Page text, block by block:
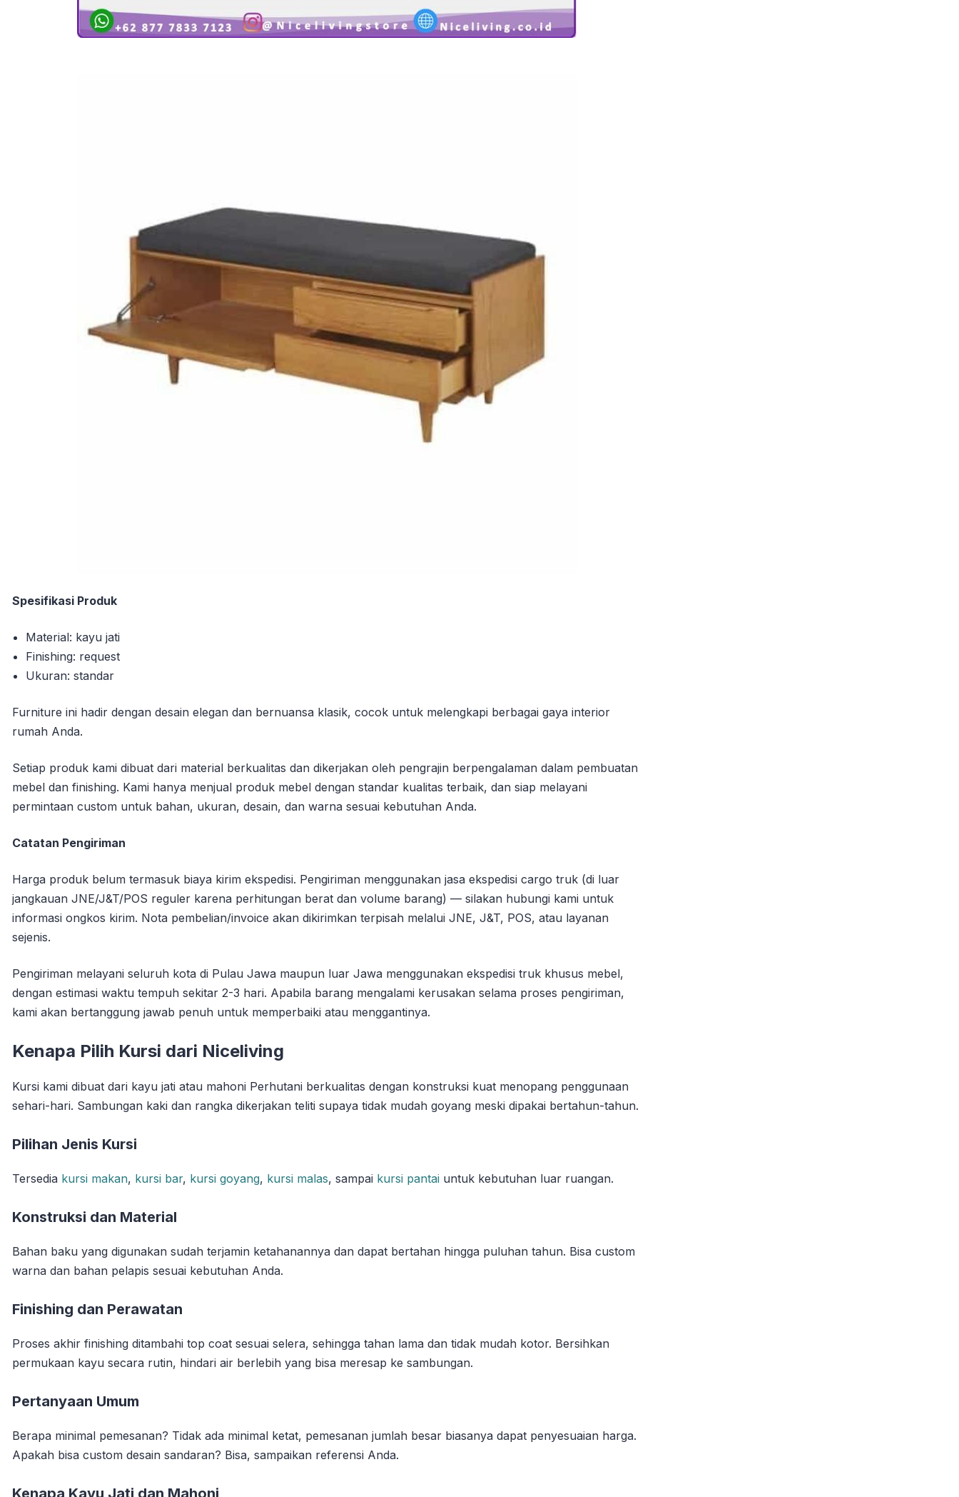
Spesifikasi Produk
Material: kayu jati
Finishing: request
Ukuran: standar
Furniture ini hadir dengan desain elegan dan bernuansa klasik, cocok untuk melengkapi berbagai gaya interior
rumah Anda.
Setiap produk kami dibuat dari material berkualitas dan dikerjakan oleh pengrajin berpengalaman dalam pembuatan
mebel dan finishing. Kami hanya menjual produk mebel dengan standar kualitas terbaik, dan siap melayani
permintaan custom untuk bahan, ukuran, desain, dan warna sesuai kebutuhan Anda.
Catatan Pengiriman
Harga produk belum termasuk biaya kirim ekspedisi. Pengiriman menggunakan jasa ekspedisi cargo truk (di luar
jangkauan JNE/J&T/POS reguler karena perhitungan berat dan volume barang) — silakan hubungi kami untuk
informasi ongkos kirim. Nota pembelian/invoice akan dikirimkan terpisah melalui JNE, J&T, POS, atau layanan
sejenis.
Pengiriman melayani seluruh kota di Pulau Jawa maupun luar Jawa menggunakan ekspedisi truk khusus mebel,
dengan estimasi waktu tempuh sekitar 2-3 hari. Apabila barang mengalami kerusakan selama proses pengiriman,
kami akan bertanggung jawab penuh untuk memperbaiki atau menggantinya.
Kenapa Pilih Kursi dari Niceliving
Kursi kami dibuat dari kayu jati atau mahoni Perhutani berkualitas dengan konstruksi kuat menopang penggunaan
sehari-hari. Sambungan kaki dan rangka dikerjakan teliti supaya tidak mudah goyang meski dipakai bertahun-tahun.
Pilihan Jenis Kursi
Tersedia kursi makan, kursi bar, kursi goyang, kursi malas, sampai kursi pantai untuk kebutuhan luar ruangan.
Konstruksi dan Material
Bahan baku yang digunakan sudah terjamin ketahanannya dan dapat bertahan hingga puluhan tahun. Bisa custom
warna dan bahan pelapis sesuai kebutuhan Anda.
Finishing dan Perawatan
Proses akhir finishing ditambahi top coat sesuai selera, sehingga tahan lama dan tidak mudah kotor. Bersihkan
permukaan kayu secara rutin, hindari air berlebih yang bisa meresap ke sambungan.
Pertanyaan Umum
Berapa minimal pemesanan? Tidak ada minimal ketat, pemesanan jumlah besar biasanya dapat penyesuaian harga.
Apakah bisa custom desain sandaran? Bisa, sampaikan referensi Anda.
Kenapa Kayu Jati dan Mahoni